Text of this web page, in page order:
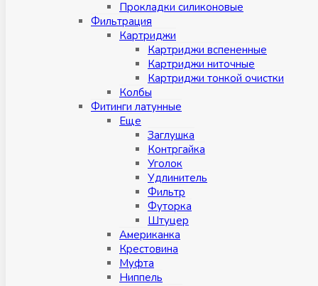
Прокладки силиконовые
Фильтрация
Картриджи
Картриджи вспененные
Картриджи ниточные
Картриджи тонкой очистки
Колбы
Фитинги латунные
Eщe
Заглушка
Контргайка
Уголок
Удлинитель
Фильтр
Футорка
Штуцер
Американка
Крестовина
Муфта
Ниппель